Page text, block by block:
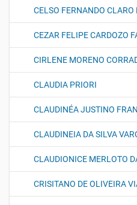
CELSO FERNANDO CLARO
CEZAR FELIPE CARDOZO
CIRLENE MORENO
CLAUDIA PRIORI
CLAUDINÉA JUSTINO
CLAUDINEIA DA SILVA
CLAUDIONICE MERLOTO
CRISITANO DE OLIVEIRA